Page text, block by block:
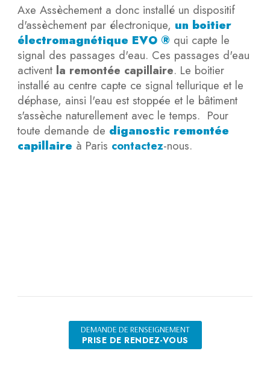
Axe Assèchement a donc installé un dispositif
d'assèchement par électronique, un boitier
électromagnétique EVO ® qui capte le
signal des passages d'eau. Ces passages d'eau
activent la remontée capillaire. Le boitier
installé au centre capte ce signal tellurique et le
déphase, ainsi l'eau est stoppée et le bâtiment
s'assèche naturellement avec le temps. Pour
toute demande de diganostic remontée
capillaire à Paris contactez-nous.
DEMANDE DE RENSEIGNEMENT
PRISE DE RENDEZ-VOUS